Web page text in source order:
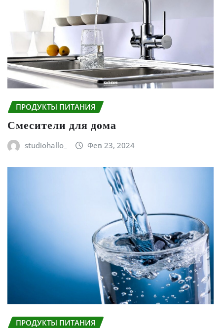
ПРОДУКТЫ ПИТАНИЯ
Смесители для дома
studiohallo_ Фев 23, 2024
ПРОДУКТЫ ПИТАНИЯ